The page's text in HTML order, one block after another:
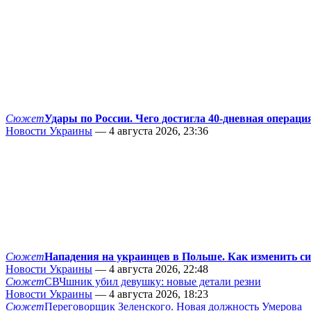
СюжетУдары по России. Чего достигла 40-дневная
Новости Украины — 4 августа 2026, 23:36
СюжетНападения на украинцев в Польше. Как изменить
Новости Украины — 4 августа 2026, 22:48
СюжетСВЧшник убил девушку: новые детали резни
Новости Украины — 4 августа 2026, 18:23
СюжетПереговорщик Зеленского. Новая должность Умерова